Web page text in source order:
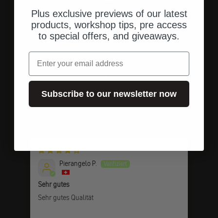
Versandkostenfrei
in Deutschland ab 250 € Einkaufswert
Gehe zu Element 1
Gehe zu Element 2
Gehe zu Element 3
Pierangelo P.
Sehr gutes
Sehr gutes Qualität
Plus exclusive previews of our latest
products, workshop tips, pre access
to special offers, and giveaways.
Email
Subscribe to our newsletter now